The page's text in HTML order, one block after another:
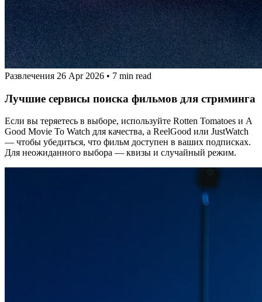
Развлечения 26 Apr 2026 • 7 min read
Лучшие сервисы поиска фильмов для стриминга
Если вы теряетесь в выборе, используйте Rotten Tomatoes и A
Good Movie To Watch для качества, а ReelGood или JustWatch
— чтобы убедиться, что фильм доступен в ваших подписках.
Для неожиданного выбора — квизы и случайный режим.